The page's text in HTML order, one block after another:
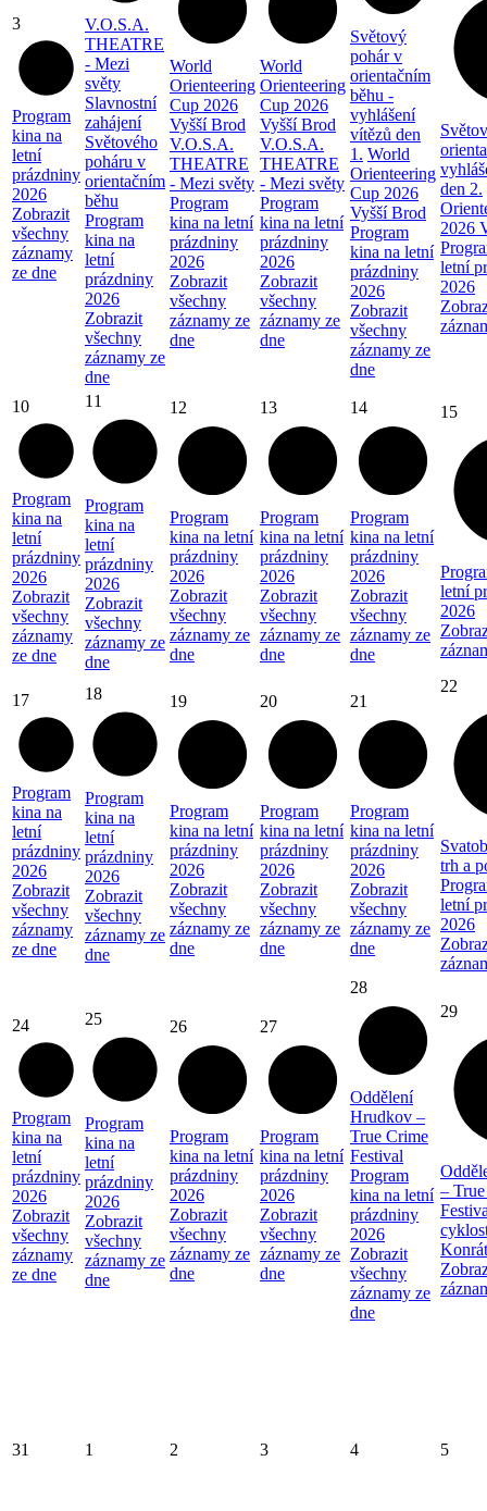
3
Program
kina na
letní
prázdniny
2026
Zobrazit
všechny
záznamy
ze dne
V.O.S.A.
THEATRE
- Mezi
světy
Slavnostní
zahájení
Světového
poháru v
orientačním
běhu
Program
kina na
letní
prázdniny
2026
Zobrazit
všechny
záznamy ze
dne
World
Orienteering
Cup 2026
Vyšší Brod
V.O.S.A.
THEATRE
- Mezi světy
Program
kina na letní
prázdniny
2026
Zobrazit
všechny
záznamy ze
dne
World
Orienteering
Cup 2026
Vyšší Brod
V.O.S.A.
THEATRE
- Mezi světy
Program
kina na letní
prázdniny
2026
Zobrazit
všechny
záznamy ze
dne
Světový
pohár v
orientačním
běhu -
vyhlášení
vítězů den
1. World
Orienteering
Cup 2026
Vyšší Brod
Program
kina na letní
prázdniny
2026
Zobrazit
všechny
záznamy ze
dne
den 2.
2026
letní
2026
10
Program
kina na
letní
prázdniny
2026
Zobrazit
všechny
záznamy
ze dne
11
Program
kina na
letní
prázdniny
2026
Zobrazit
všechny
záznamy ze
dne
12
Program
kina na letní
prázdniny
2026
Zobrazit
všechny
záznamy ze
dne
13
Program
kina na letní
prázdniny
2026
Zobrazit
všechny
záznamy ze
dne
14
Program
kina na letní
prázdniny
2026
Zobrazit
všechny
záznamy ze
dne
15
letní
2026
17
Program
kina na
letní
prázdniny
2026
Zobrazit
všechny
záznamy
ze dne
18
Program
kina na
letní
prázdniny
2026
Zobrazit
všechny
záznamy ze
dne
19
Program
kina na letní
prázdniny
2026
Zobrazit
všechny
záznamy ze
dne
20
Program
kina na letní
prázdniny
2026
Zobrazit
všechny
záznamy ze
dne
21
Program
kina na letní
prázdniny
2026
Zobrazit
všechny
záznamy ze
dne
22
trh a
letní
2026
24
Program
kina na
letní
prázdniny
2026
Zobrazit
všechny
záznamy
ze dne
25
Program
kina na
letní
prázdniny
2026
Zobrazit
všechny
záznamy ze
dne
26
Program
kina na letní
prázdniny
2026
Zobrazit
všechny
záznamy ze
dne
27
Program
kina na letní
prázdniny
2026
Zobrazit
všechny
záznamy ze
dne
28
Oddělení
Hrudkov –
True Crime
Festival
Program
kina na letní
prázdniny
2026
Zobrazit
všechny
záznamy ze
dne
29
–
31 1 2 3 4 5